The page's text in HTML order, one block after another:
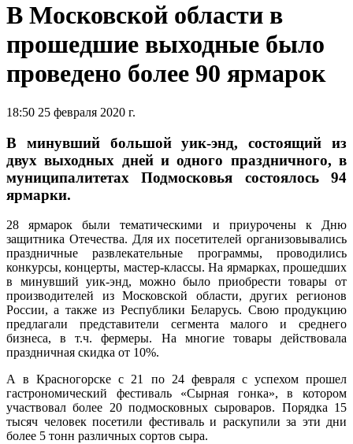
В Московской области в
прошедшие выходные было
проведено более 90 ярмарок
18:50 25 февраля 2020 г.
В минувший большой уик-энд, состоящий из
двух выходных дней и одного праздничного, в
муниципалитетах Подмосковья состоялось 94
ярмарки.
28 ярмарок были тематическими и приурочены к Дню
защитника Отечества. Для их посетителей организовывались
праздничные развлекательные программы, проводились
конкурсы, концерты, мастер-классы. На ярмарках, прошедших
в минувший уик-энд, можно было приобрести товары от
производителей из Московской области, других регионов
России, а также из Республики Беларусь. Свою продукцию
предлагали представители сегмента малого и среднего
бизнеса, в т.ч. фермеры. На многие товары действовала
праздничная скидка от 10%.
А в Красногорске с 21 по 24 февраля с успехом прошел
гастрономический фестиваль «Сырная гонка», в котором
участвовал более 20 подмосковных сыроваров. Порядка 15
тысяч человек посетили фестиваль и раскупили за эти дни
более 5 тонн различных сортов сыра.